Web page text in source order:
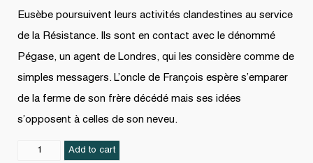
Eusèbe poursuivent leurs activités clandestines au service
de la Résistance. Ils sont en contact avec le dénommé
Pégase, un agent de Londres, qui les considère comme de
simples messagers. L’oncle de François espère s’emparer
de la ferme de son frère décédé mais ses idées
s’opposent à celles de son neveu.
Add to cart